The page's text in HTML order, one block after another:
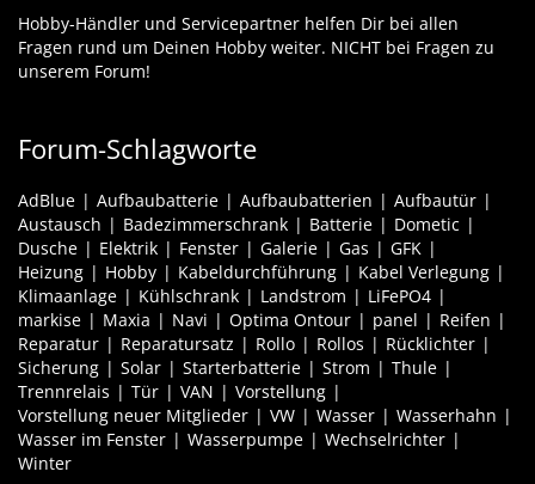
Hobby-Händler und Servicepartner helfen Dir bei allen
Fragen rund um Deinen Hobby weiter. NICHT bei Fragen zu
unserem Forum!
Forum-Schlagworte
AdBlue Aufbaubatterie Aufbaubatterien
Aufbautür
Austausch
Badezimmerschrank Batterie
Dometic
Dusche
Elektrik Fenster Galerie Gas
GFK
Heizung
Hobby Kabeldurchführung
Kabel Verlegung
Klimaanlage
Kühlschrank Landstrom
LiFePO4
markise
Maxia Navi Optima Ontour panel
Reifen
Reparatur
Reparatursatz Rollo Rollos
Rücklichter
Sicherung
Solar Starterbatterie Strom
Thule
Trennrelais
Tür VAN
Vorstellung
Vorstellung neuer Mitglieder
VW Wasser
Wasserhahn
Wasser im Fenster
Wasserpumpe
Wechselrichter
Winter